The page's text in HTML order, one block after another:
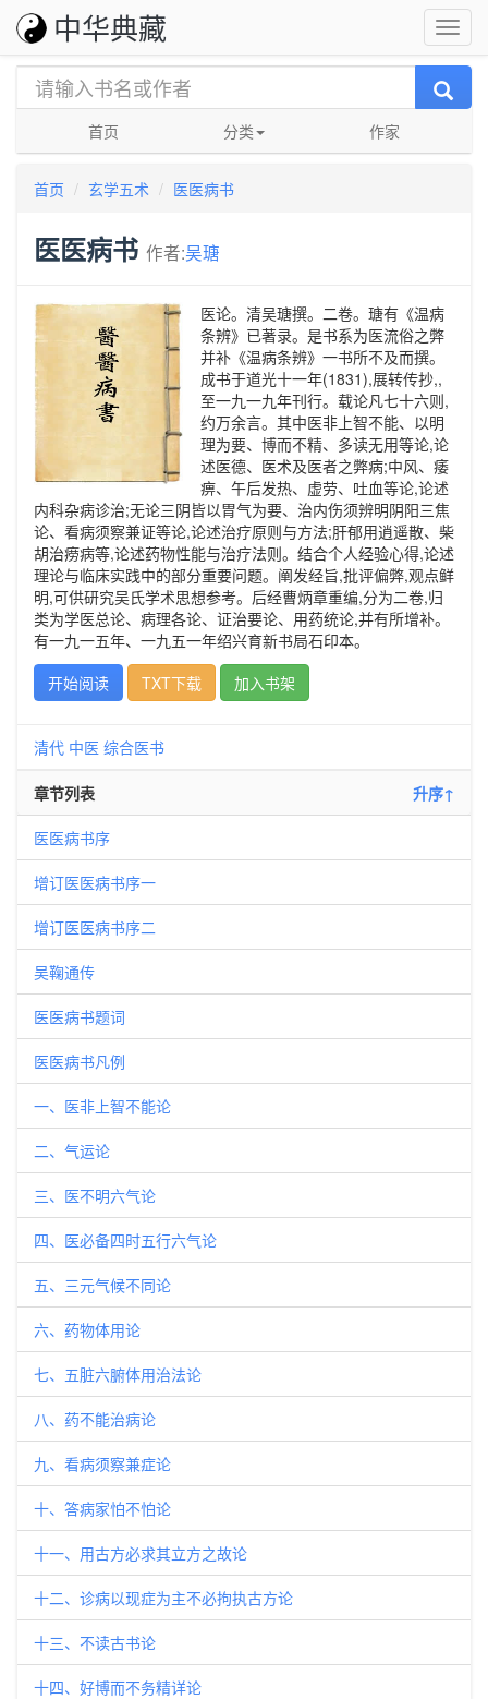
中华典藏
首页 分类 作家
首页 玄学五术 医医病书
医医病书 作者:吴瑭
医论。清吴瑭撰。二卷。瑭有《温病
条辨》已著录。是书系为医流俗之弊
并补《温病条辨》一书所不及而撰。
成书于道光十一年(1831),展转传抄,,
至一九一九年刊行。载论凡七十六则,
约万余言。其中医非上智不能、以明
理为要、博而不精、多读无用等论,论
述医德、医术及医者之弊病;中风、痿
痹、午后发热、虚劳、吐血等论,论述
内科杂病诊治;无论三阴皆以胃气为要、治内伤须辨明阴阳三焦
论、看病须察兼证等论,论述治疗原则与方法;肝郁用逍遥散、柴
胡治痨病等,论述药物性能与治疗法则。结合个人经验心得,论述
理论与临床实践中的部分重要问题。阐发经旨,批评偏弊,观点鲜
明,可供研究吴氏学术思想参考。后经曹炳章重编,分为二卷,归
类为学医总论、病理各论、证治要论、用药统论,并有所增补。
有一九一五年、一九五一年绍兴育新书局石印本。
开始阅读
TXT下载 加入书架
清代 中医 综合医书
章节列表 升序↑
医医病书序
增订医医病书序一
增订医医病书序二
吴鞠通传
医医病书题词
医医病书凡例
一、医非上智不能论
二、气运论
三、医不明六气论
四、医必备四时五行六气论
五、三元气候不同论
六、药物体用论
七、五脏六腑体用治法论
八、药不能治病论
九、看病须察兼症论
十、答病家怕不怕论
十一、用古方必求其立方之故论
十二、诊病以现症为主不必拘执古方论
十三、不读古书论
十四、好博而不务精详论